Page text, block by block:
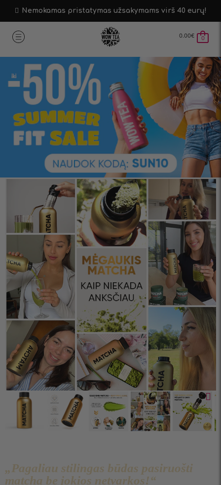
Nemokamas pristatymas užsakymams virš 40 eurų!
0.00€ 0
„Pagaliau stilingas būdas pasiruošti
matcha be jokios netvarkos!“